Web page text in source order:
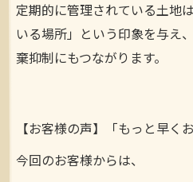
定期的に管理されている土地
いる場所」という印象を与え
棄抑制にもつながります。
【お客様の声】「もっと早く
今回のお客様からは、